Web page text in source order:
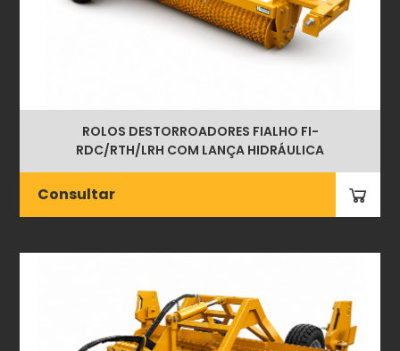
ROLOS DESTORROADORES FIALHO FI-
RDC/RTH/LRH COM LANÇA HIDRÁULICA
Consultar